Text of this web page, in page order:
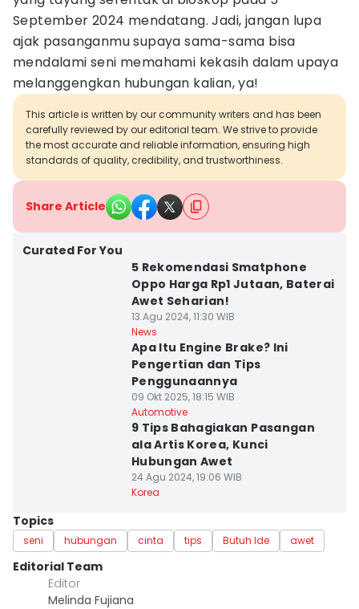
September 2024 mendatang. Jadi, jangan lupa
ajak pasanganmu supaya sama-sama bisa
mendalami seni memahami kekasih dalam upaya
melanggengkan hubungan kalian, ya!
This article is written by our community writers and has been
carefully reviewed by our editorial team. We strive to provide
the most accurate and reliable information, ensuring high
standards of quality, credibility, and trustworthiness.
Share Article
Curated For You
5 Rekomendasi Smatphone
Oppo Harga Rp1 Jutaan, Baterai
Awet Seharian!
13 Agu 2024, 11:30 WIB
News
Apa Itu Engine Brake? Ini
Pengertian dan Tips
Penggunaannya
09 Okt 2025, 18:15 WIB
Automotive
9 Tips Bahagiakan Pasangan
ala Artis Korea, Kunci
Hubungan Awet
24 Agu 2024, 19:06 WIB
Korea
Topics
seni hubungan cinta tips Butuh Ide awet
Editorial Team
Editor
Melinda Fujiana